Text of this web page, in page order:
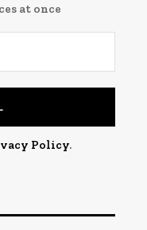
at once
Policy.